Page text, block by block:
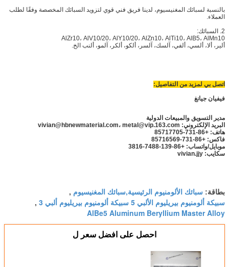
بالنسبة لسبائك المغنيسيوم، لدينا فريق فني قوي لتزويد السبائك المخصصة وفقًا لطلب
العملاء.
2. السبائك:
AlZr10، AlV10/20، AlY10/20، AlZn10، AlTi10، AlB5، AlMn10
ألير، ألا، ألسي، ألفي، آلسك، آلسر، ألكو، ألكر، آلمو، ألنب الخ.
اتصل بي لمزيد من التفاصيل:
فيفيان جيانغ
مدير التسويق والمبيعات الدولية
البريد الإلكتروني: vivian@hbnewmaterial.com، metal@vip.163.com
هاتف: +86-731-85717705
فاكس: +86-731-85716569
موبايل/واتساب: +86-139-7488-3816
سكايب: vivian.jjy
بطاقة: سبائك الألومنيوم الرئيسية,سبائك المغنيسيوم ,
سبيكة ألومنيوم بيريليوم الألبي 5 سبيكة ألومنيوم بيريليوم ألبي 3 ,
AlBe5 Aluminum Beryllium Master Alloy
احصل على افضل سعر ل